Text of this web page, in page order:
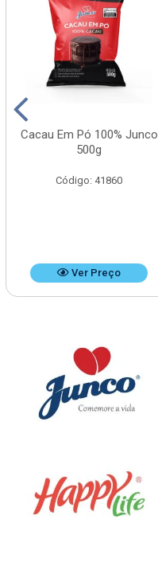
Cacau Em Pó 100% Junco
500g
Código: 41860
Ver Preço